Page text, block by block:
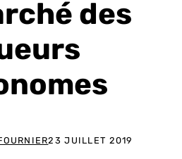
des
23 JUILLET 2019